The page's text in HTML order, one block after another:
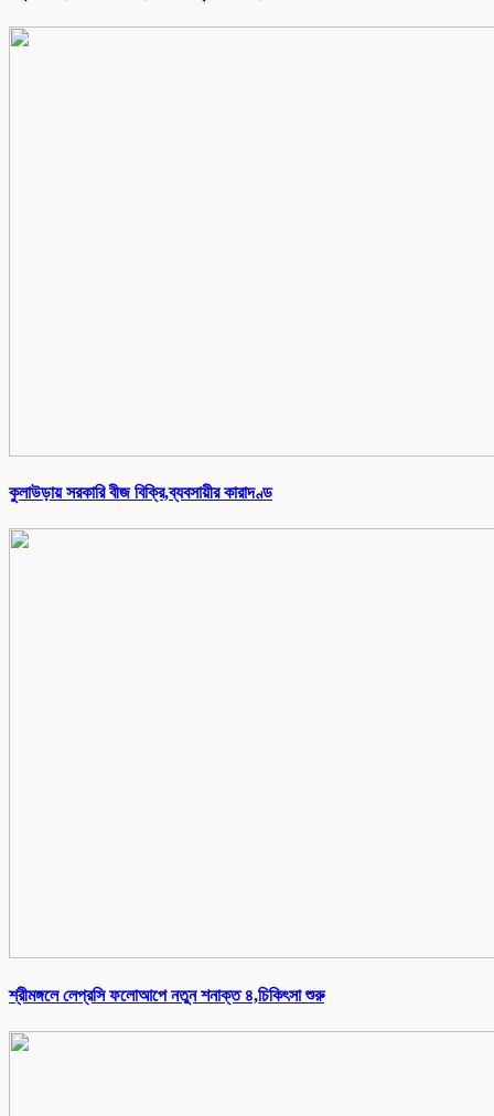
কুলাউড়ায় সরকারি বীজ বিক্রি,ব্যবসায়ীর কারাদণ্ড
শ্রীমঙ্গলে লেপ্রসি ফলোআপে নতুন শনাক্ত ৪,চিকিৎসা শুরু